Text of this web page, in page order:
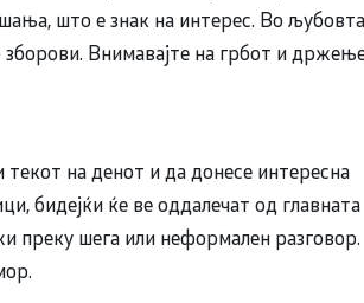
што е знак на интерес. Во
Внимавајте на грбот и
на денот и да донесе интересна
бидејќи ќе ве оддалечат од главната
преку шега или неформален разговор.